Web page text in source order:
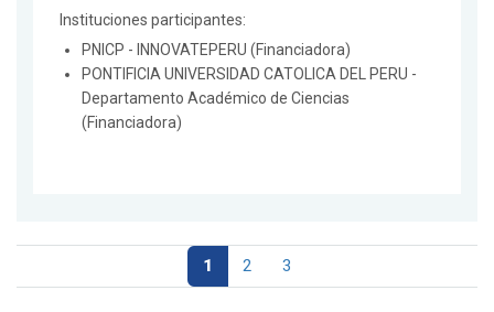
Instituciones participantes:
PNICP - INNOVATEPERU (Financiadora)
PONTIFICIA UNIVERSIDAD CATOLICA DEL PERU -
Departamento Académico de Ciencias
(Financiadora)
1 2 3